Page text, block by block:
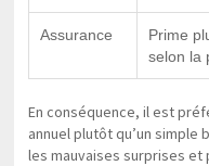
Assurance
Prime
selon la
En conséquence, il est
annuel plutôt qu’un simple
les mauvaises surprises